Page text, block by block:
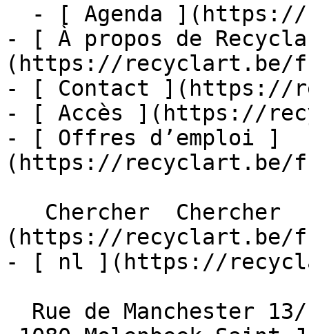
- [ À propos de
(https://recyclart.be/
- [ Contact ](https://
- [ Accès ](https://
- [ Offres d’emploi ]
(https://recyclart.be/
(https://recyclart.be/
- [ nl ](https://